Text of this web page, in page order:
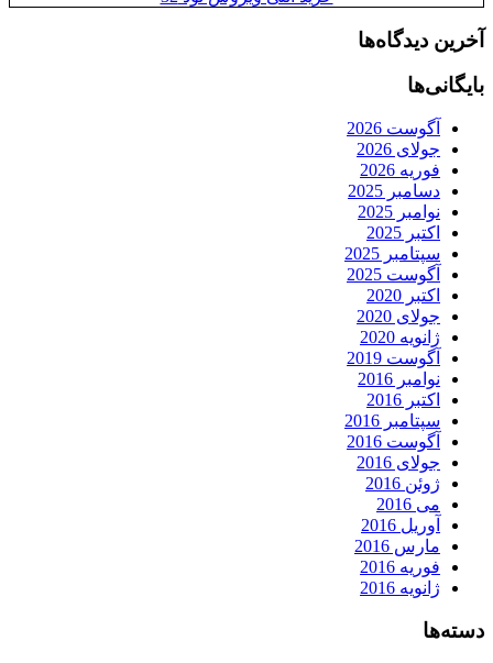
آخرین دیدگاه‌ها
بایگانی‌ها
آگوست 2026
جولای 2026
فوریه 2026
دسامبر 2025
نوامبر 2025
اکتبر 2025
سپتامبر 2025
آگوست 2025
اکتبر 2020
جولای 2020
ژانویه 2020
آگوست 2019
نوامبر 2016
اکتبر 2016
سپتامبر 2016
آگوست 2016
جولای 2016
ژوئن 2016
می 2016
آوریل 2016
مارس 2016
فوریه 2016
ژانویه 2016
دسته‌ها